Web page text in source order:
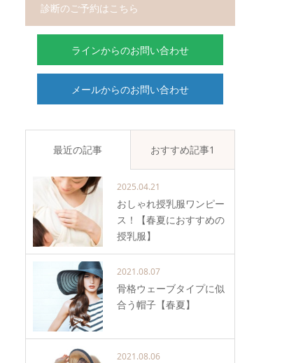
診断のご予約はこちら
ラインからのお問い合わせ
メールからのお問い合わせ
最近の記事 おすすめ記事1
2025.04.21
おしゃれ授乳服ワンピー
ス！【春夏におすすめの
授乳服】
2021.08.07
骨格ウェーブタイプに似
合う帽子【春夏】
2021.08.06